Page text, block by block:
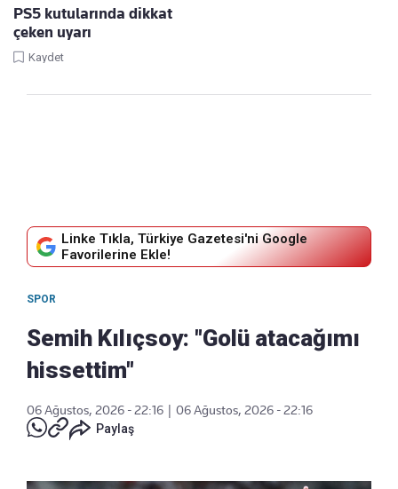
PS5 kutularında dikkat
çeken uyarı
Kaydet
Linke Tıkla, Türkiye Gazetesi'ni Google
Favorilerine Ekle!
SPOR
Semih Kılıçsoy: "Golü atacağımı
hissettim"
06 Ağustos, 2026 - 22:16
06 Ağustos, 2026 - 22:16
Paylaş